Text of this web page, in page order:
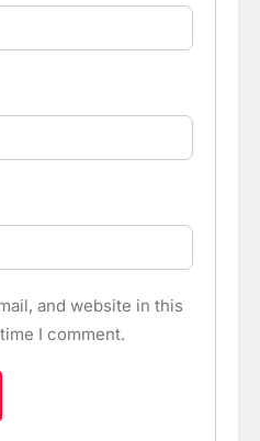
and website in this
I comment.